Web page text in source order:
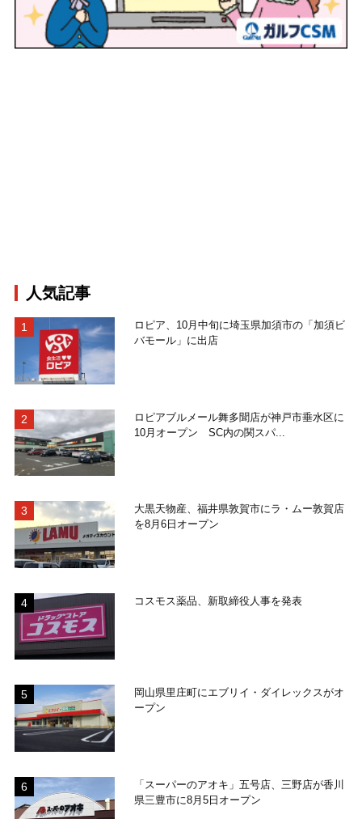
人気記事
ロピア、10月中旬に埼玉県加須市の「加須ビ
バモール」に出店
ロピアブルメール舞多聞店が神戸市垂水区に
10月オープン SC内の関スパ...
大黒天物産、福井県敦賀市にラ・ムー敦賀店
を8月6日オープン
コスモス薬品、新取締役人事を発表
岡山県里庄町にエブリイ・ダイレックスがオ
ープン
「スーパーのアオキ」五号店、三野店が香川
県三豊市に8月5日オープン